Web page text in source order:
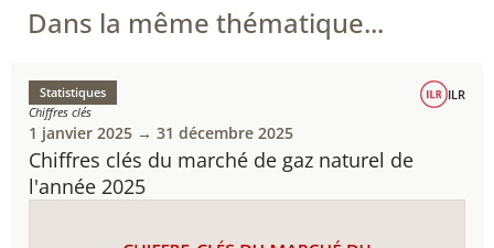
Dans la même thématique...
Chiffres clés du marché de gaz naturel de
l'année 2025
Statistiques
Chiffres clés
ILR
1 janvier 2025 → 31 décembre 2025